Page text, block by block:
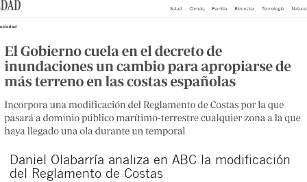
Daniel Olabarría analiza en ABC la modificación
del Reglamento de Costas